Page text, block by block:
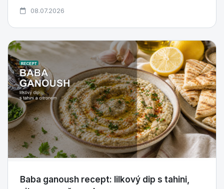
08.07.2026
Baba ganoush recept: lilkový dip s tahini,